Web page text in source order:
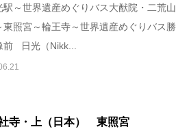
駅～世界遺産めぐりバス大猷院・二荒山
東照宮～輪王寺～世界遺産めぐりバス勝
前 日光（Nikk...
寺・上（日本） 東照宮